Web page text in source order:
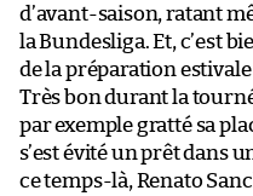
d’avant-saison, ratant
la Bundesliga. Et, c’est
de la préparation estivale
Très bon durant la
par exemple gratté sa
s’est évité un prêt dans
ce temps-là, Renato